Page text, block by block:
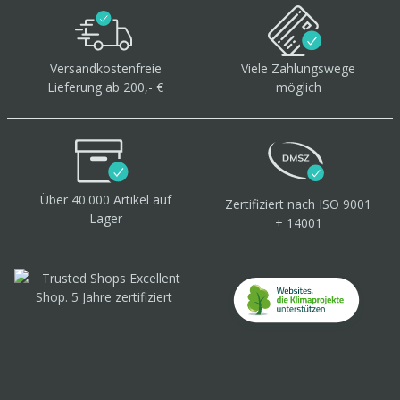
Versandkostenfreie
Lieferung ab 200,- €
Viele Zahlungswege
möglich
Über 40.000 Artikel auf
Lager
Zertifiziert nach ISO 9001
+ 14001